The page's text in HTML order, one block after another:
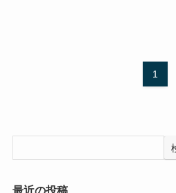
1
最近の投稿